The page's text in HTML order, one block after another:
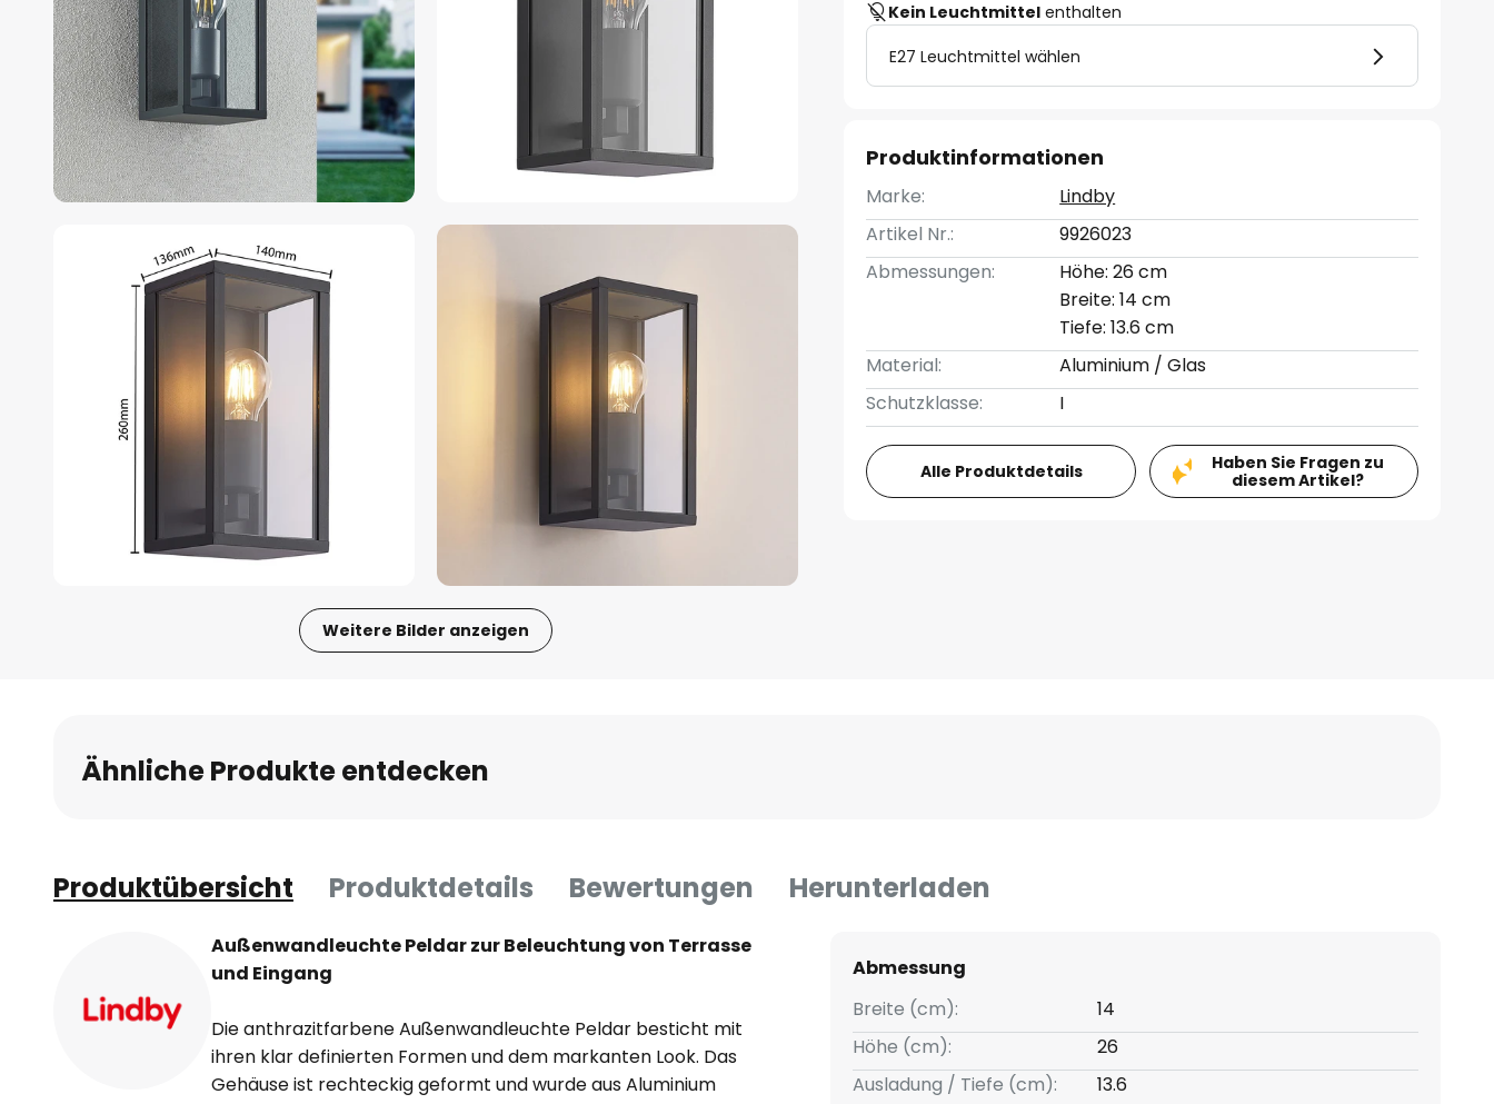
Weitere Bilder anzeigen
Bildgalerie
springen
Kein Leuchtmittel enthalten
E27 Leuchtmittel wählen
Produktinformationen
Marke:
Lindby
Artikel Nr.:
9926023
Abmessungen:
Höhe: 26 cm
Breite: 14 cm
Tiefe: 13.6 cm
Material:
Aluminium / Glas
Schutzklasse:
I
Alle Produktdetails
Haben Sie Fragen zu
diesem Artikel?
Ähnliche Produkte entdecken
Produktübersicht Produktdetails Bewertungen Herunterladen
Außenwandleuchte Peldar zur Beleuchtung von Terrasse
und Eingang
Die anthrazitfarbene Außenwandleuchte Peldar besticht mit
ihren klar definierten Formen und dem markanten Look. Das
Gehäuse ist rechteckig geformt und wurde aus Aluminium
Abmessung
Breite (cm):
14
Höhe (cm):
26
Ausladung / Tiefe (cm):
13.6